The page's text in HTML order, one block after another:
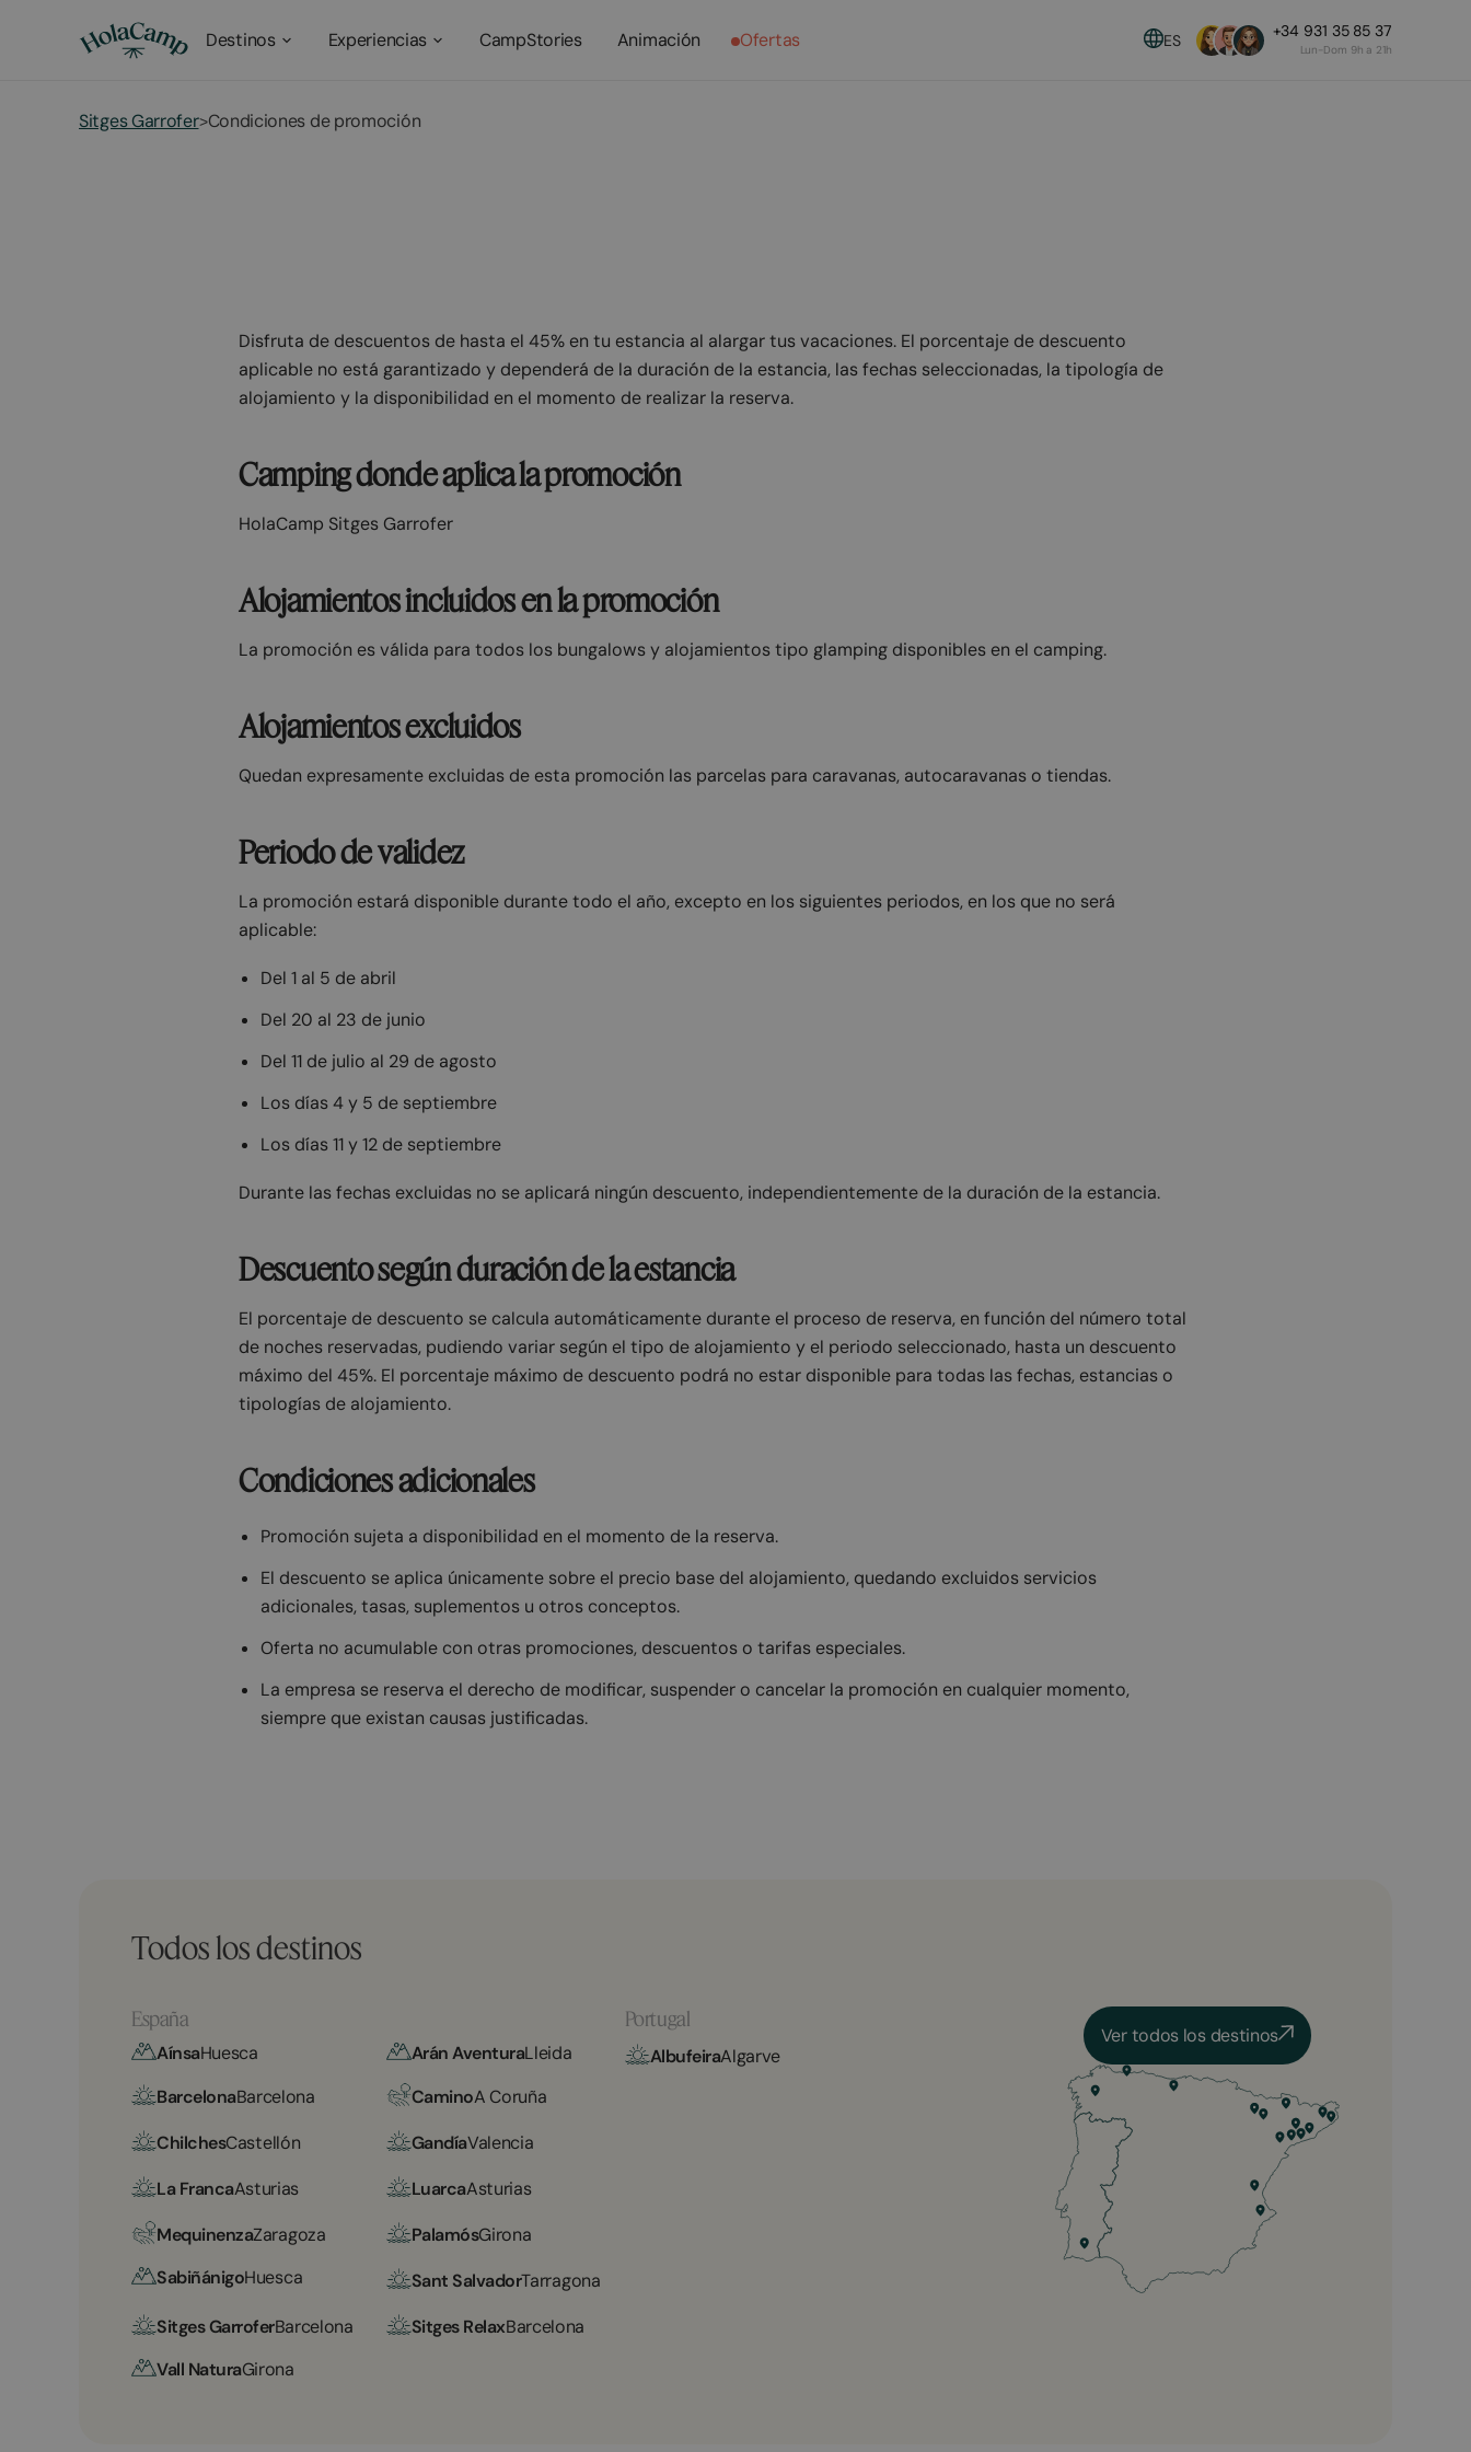
Destinos Experiencias CampStories Animación Ofertas ES +34 931 35 85 37
Lun-Dom 9h a 21h
Sitges Garrofer>Condiciones de promoción
Disfruta de descuentos de hasta el 45% en tu estancia al alargar tus vacaciones. El porcentaje de descuento
aplicable no está garantizado y dependerá de la duración de la estancia, las fechas seleccionadas, la tipología de
alojamiento y la disponibilidad en el momento de realizar la reserva.
Camping donde aplica la promoción
HolaCamp Sitges Garrofer
Alojamientos incluidos en la promoción
La promoción es válida para todos los bungalows y alojamientos tipo glamping disponibles en el camping.
Alojamientos excluidos
Quedan expresamente excluidas de esta promoción las parcelas para caravanas, autocaravanas o tiendas.
Periodo de validez
La promoción estará disponible durante todo el año, excepto en los siguientes periodos, en los que no será
aplicable:
Del 1 al 5 de abril
Del 20 al 23 de junio
Del 11 de julio al 29 de agosto
Los días 4 y 5 de septiembre
Los días 11 y 12 de septiembre
Durante las fechas excluidas no se aplicará ningún descuento, independientemente de la duración de la estancia.
Descuento según duración de la estancia
El porcentaje de descuento se calcula automáticamente durante el proceso de reserva, en función del número total
de noches reservadas, pudiendo variar según el tipo de alojamiento y el periodo seleccionado, hasta un descuento
máximo del 45%. El porcentaje máximo de descuento podrá no estar disponible para todas las fechas, estancias o
tipologías de alojamiento.
Condiciones adicionales
Promoción sujeta a disponibilidad en el momento de la reserva.
El descuento se aplica únicamente sobre el precio base del alojamiento, quedando excluidos servicios
adicionales, tasas, suplementos u otros conceptos.
Oferta no acumulable con otras promociones, descuentos o tarifas especiales.
La empresa se reserva el derecho de modificar, suspender o cancelar la promoción en cualquier momento,
siempre que existan causas justificadas.
Todos los destinos
España
AínsaHuesca Arán AventuraLleida
BarcelonaBarcelona CaminoA Coruña
ChilchesCastellón GandíaValencia
La FrancaAsturias LuarcaAsturias
MequinenzaZaragoza PalamósGirona
SabiñánigoHuesca Sant SalvadorTarragona
Sitges GarroferBarcelona Sitges RelaxBarcelona
Vall NaturaGirona
Portugal
AlbufeiraAlgarve
Ver todos los destinos